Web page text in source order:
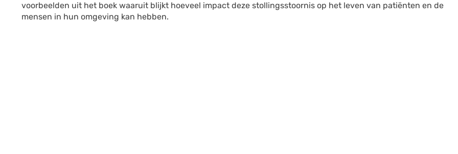
voorbeelden uit het boek waaruit blijkt hoeveel impact deze stollingsstoornis op het leven van patiënten en de
mensen in hun omgeving kan hebben.